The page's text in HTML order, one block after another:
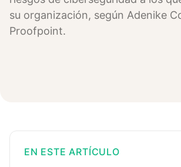
su organización, según Adenike
Proofpoint.
EN ESTE ARTÍCULO